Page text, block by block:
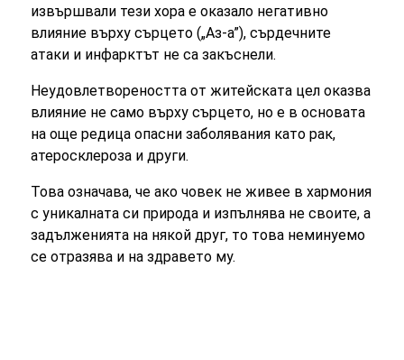
извършвали тези хора е оказало негативно
влияние върху сърцето („Аз-а”), сърдечните
атаки и инфарктът не са закъснели.
Неудовлетвореността от житейската цел оказва
влияние не само върху сърцето, но е в основата
на още редица опасни заболявания като рак,
атеросклероза и други.
Това означава, че ако човек не живее в хармония
с уникалната си природа и изпълнява не своите, а
задълженията на някой друг, то това неминуемо
се отразява и на здравето му.